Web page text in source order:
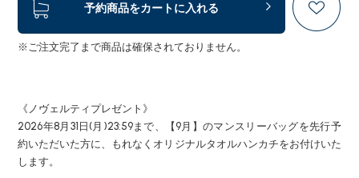
予約商品をカートに入れる
※ご注文完了まで商品は確保されておりません。
《ノヴェルティプレゼント》
2026年8月31日(月)23:59まで、【9月】のマンスリーバッグを先行予
約いただいた方に、もれなくオリジナルタオルハンカチをお付けいた
します。